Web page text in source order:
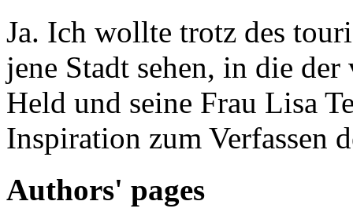
Ja. Ich wollte trotz des
jene Stadt sehen, in die
Held und seine Frau Lisa
Inspiration zum Verfassen
Authors' pages